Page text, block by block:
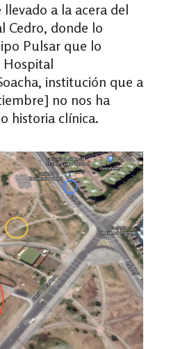
a la acera del
Cedro, donde lo
Pulsar que lo
institución que a
no nos ha
historia clínica.